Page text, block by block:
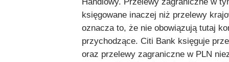
księgowane inaczej niż przelewy
oznacza to, że nie obowiązują tutaj
przychodzące. Citi Bank księguje
oraz przelewy zagraniczne w PLN